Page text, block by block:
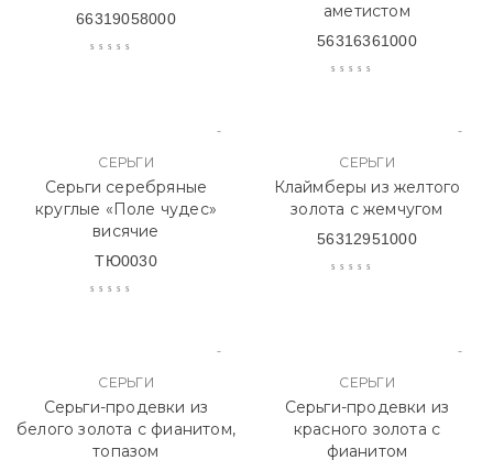
66319058000
аметистом
56316361000
СЕРЬГИ
Серьги серебряные
круглые «Поле чудес»
висячие
ТЮ0030
СЕРЬГИ
Клаймберы из желтого
золота с жемчугом
56312951000
СЕРЬГИ
Серьги-продевки из
белого золота с фианитом,
топазом
СЕРЬГИ
Серьги-продевки из
красного золота с
фианитом